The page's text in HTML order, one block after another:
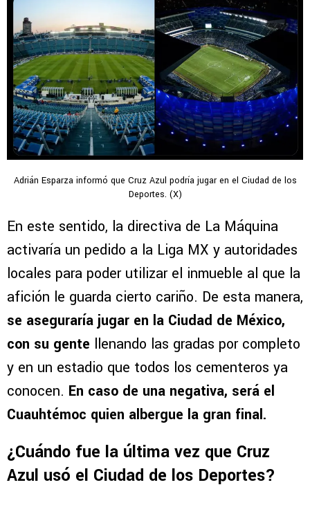
Adrián Esparza informó que Cruz Azul podría jugar en el Ciudad de los
Deportes. (X)
En este sentido, la directiva de La Máquina
activaría un pedido a la Liga MX y autoridades
locales para poder utilizar el inmueble al que la
afición le guarda cierto cariño. De esta manera,
se aseguraría jugar en la Ciudad de México,
con su gente llenando las gradas por completo
y en un estadio que todos los cementeros ya
conocen. En caso de una negativa, será el
Cuauhtémoc quien albergue la gran final.
¿Cuándo fue la última vez que Cruz
Azul usó el Ciudad de los Deportes?